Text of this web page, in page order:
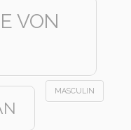
VON
MASCULIN